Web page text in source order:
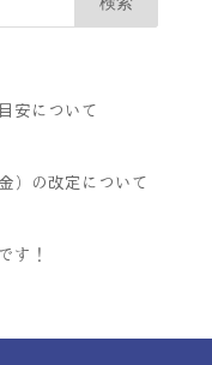
安について
）の改定について
す！